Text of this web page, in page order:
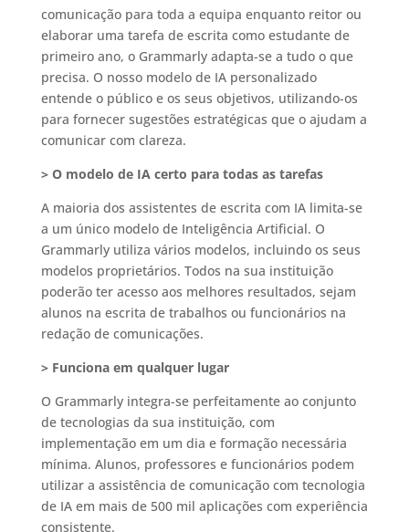
comunicação para toda a equipa enquanto reitor ou
elaborar uma tarefa de escrita como estudante de
primeiro ano, o Grammarly adapta-se a tudo o que
precisa. O nosso modelo de IA personalizado
entende o público e os seus objetivos, utilizando-os
para fornecer sugestões estratégicas que o ajudam a
comunicar com clareza.
> O modelo de IA certo para todas as tarefas
A maioria dos assistentes de escrita com IA limita-se
a um único modelo de Inteligência Artificial. O
Grammarly utiliza vários modelos, incluindo os seus
modelos proprietários. Todos na sua instituição
poderão ter acesso aos melhores resultados, sejam
alunos na escrita de trabalhos ou funcionários na
redação de comunicações.
> Funciona em qualquer lugar
O Grammarly integra-se perfeitamente ao conjunto
de tecnologias da sua instituição, com
implementação em um dia e formação necessária
mínima. Alunos, professores e funcionários podem
utilizar a assistência de comunicação com tecnologia
de IA em mais de 500 mil aplicações com experiência
consistente.